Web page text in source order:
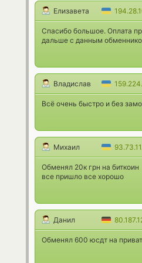
Елизавета
Спасибо большое. Оплата
дальше с данным
Владислав
Всё очень быстро и без
Михаил
Обменял 20к грн на биткоин
все пришло все хорошо
Данил
Обменял 600 юсдт на